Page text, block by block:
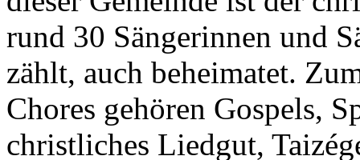
rund 30 Sängerinnen und
zählt, auch beheimatet.
Chores gehören Gospels,
christliches Liedgut,